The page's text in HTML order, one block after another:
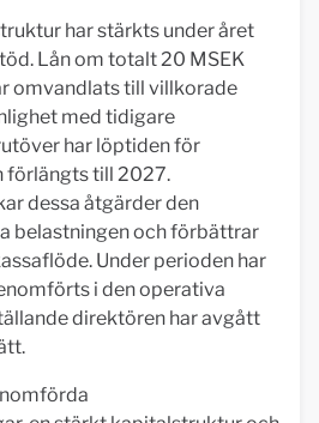
har stärkts under året
Lån om totalt 20 MSEK
omvandlats till villkorade
med tidigare
har löptiden för
förlängts till 2027.
dessa åtgärder den
belastningen och förbättrar
Under perioden har
i den operativa
direktören har avgått